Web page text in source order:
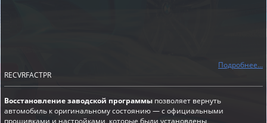
Подробнее...
RECVRFACTPR
Восстановление заводской программы позволяет вернуть
автомобиль к оригинальному состоянию — с официальными
прошивками и настройками, которые были установлены